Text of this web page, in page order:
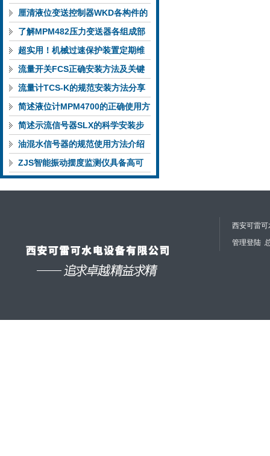
件的功能特点与性能指标
厘清液位变送控制器WKD各构件的
功能特性稳定完成液位监测
了解MPM482压力变送器各组成部
件功能特点有助于提升选型合理性
超实用！机械过速保护装置定期维
护保养方法大汇总
流量开关FCS正确安装方法及关键
要点专业分享
流量计TCS-K的规范安装方法分享
简述液位计MPM4700的正确使用方
法
简述示流信号器SLX的科学安装步
骤
油混水信号器的规范使用方法介绍
ZJS智能振动摆度监测仪具备高可
靠性与自诊断能力
西安可雷
管理登陆